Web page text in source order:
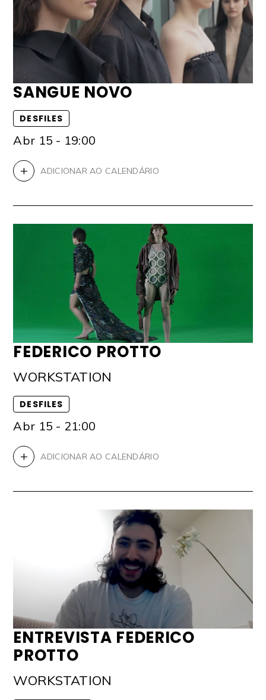
SANGUE NOVO
DESFILES
Abr 15 - 19:00
+ ADICIONAR AO CALENDÁRIO
FEDERICO PROTTO
WORKSTATION
DESFILES
Abr 15 - 21:00
+ ADICIONAR AO CALENDÁRIO
ENTREVISTA FEDERICO
PROTTO
WORKSTATION